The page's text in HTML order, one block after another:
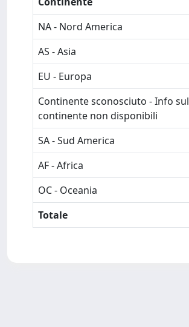
NA - Nord America
AS - Asia
EU - Europa
Continente sconosciuto - Info sul
continente non disponibili
SA - Sud America
AF - Africa
OC - Oceania
Totale